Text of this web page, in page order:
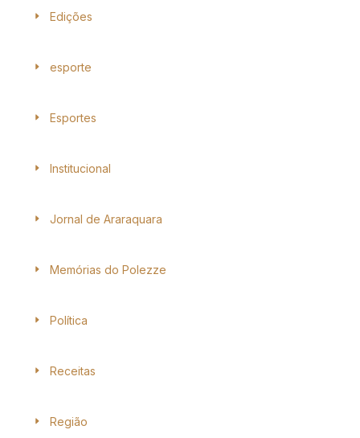
Edições
esporte
Esportes
Institucional
Jornal de Araraquara
Memórias do Polezze
Política
Receitas
Região